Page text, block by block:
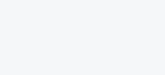
között folytatott kiemelkedő lelkipásztori
metropolitája, Magyarország exarhája.
államfő Budapesten tett látogatása során.
az idei Ruszin Nemzeti Ünnep a